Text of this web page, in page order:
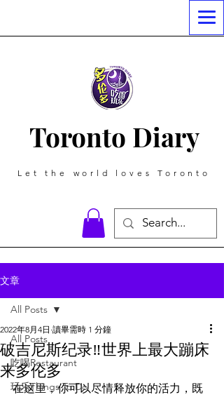
Toronto Diary
Let the world loves Toronto
文章
All Posts
吃喝Restaurant
玩乐Things To Do
All Posts
破吉尼斯纪录‼️世界上最大蹦床
来多伦多
2022年8月4日 讀畢需時 1 分鐘
在这里，你可以尽情释放你的活力，既